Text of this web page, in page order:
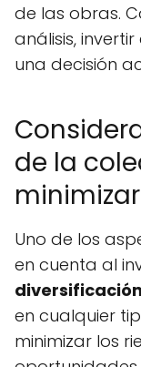
de las obras.
análisis,
una decisión
de la
Uno de los
en cuenta al
diversificación
en cualquier
minimizar los